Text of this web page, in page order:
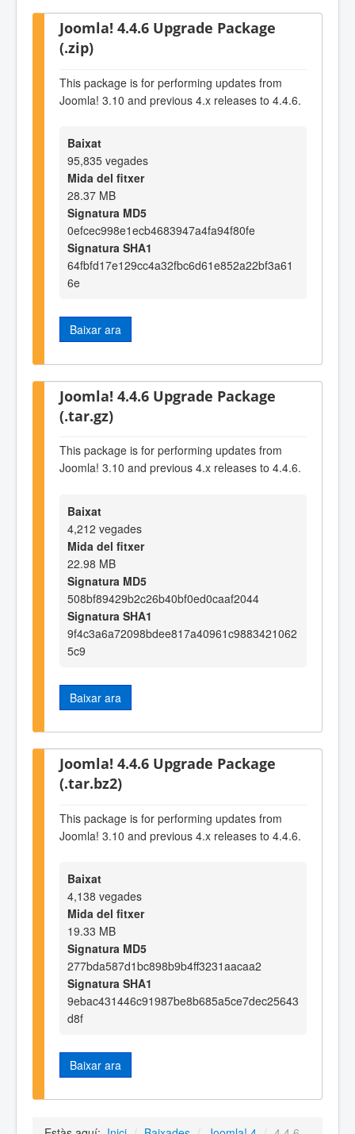
Joomla! 4.4.6 Upgrade Package
(.zip)
This package is for performing updates from
Joomla! 3.10 and previous 4.x releases to 4.4.6.
Baixat
95,835 vegades
Mida del fitxer
28.37 MB
Signatura MD5
0efcec998e1ecb4683947a4fa94f80fe
Signatura SHA1
64fbfd17e129cc4a32fbc6d61e852a22bf3a61
6e
Baixar ara
Joomla! 4.4.6 Upgrade Package
(.tar.gz)
This package is for performing updates from
Joomla! 3.10 and previous 4.x releases to 4.4.6.
Baixat
4,212 vegades
Mida del fitxer
22.98 MB
Signatura MD5
508bf89429b2c26b40bf0ed0caaf2044
Signatura SHA1
9f4c3a6a72098bdee817a40961c9883421062
5c9
Baixar ara
Joomla! 4.4.6 Upgrade Package
(.tar.bz2)
This package is for performing updates from
Joomla! 3.10 and previous 4.x releases to 4.4.6.
Baixat
4,138 vegades
Mida del fitxer
19.33 MB
Signatura MD5
277bda587d1bc898b9b4ff3231aacaa2
Signatura SHA1
9ebac431446c91987be8b685a5ce7dec25643
d8f
Baixar ara